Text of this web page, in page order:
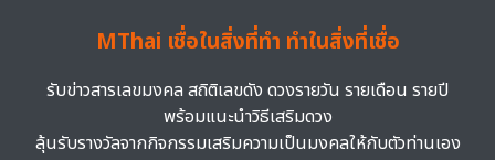
MThai เชื่อในสิ่งที่ทำ ทำในสิ่งที่เชื่อ
รับข่าวสารเลขมงคล สถิติเลขดัง ดวงรายวัน รายเดือน รายปี
พร้อมแนะนำวิธีเสริมดวง
ลุ้นรับรางวัลจากกิจกรรมเสริมความเป็นมงคลให้กับตัวท่านเอง